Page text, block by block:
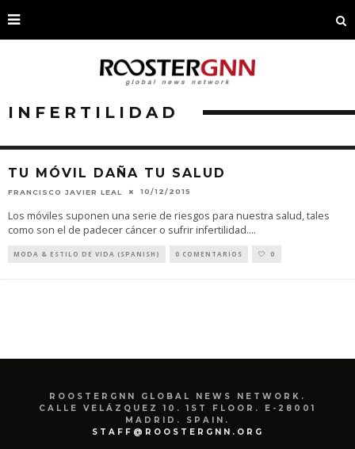
INFERTILIDAD
TU MÓVIL DAÑA TU SALUD
FRANCISCO JAVIER LEAL 10/12/2015
Los móviles suponen una serie de riesgos para nuestra salud, tales
como son el de padecer cáncer o sufrir infertilidad....
MODA & ESTILO DE VIDA (SPANISH) 0 COMENTARIOS 0
ROOSTERGNN GLOBAL NEWS NETWORK.
CALLE VELÁZQUEZ 10. 1ST FLOOR. E-28001
MADRID. SPAIN.
STAFF@ROOSTERGNN.ORG